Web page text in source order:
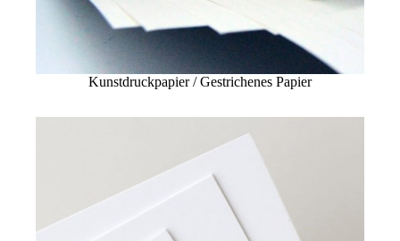
Kunstdruckpapier / Gestrichenes Papier